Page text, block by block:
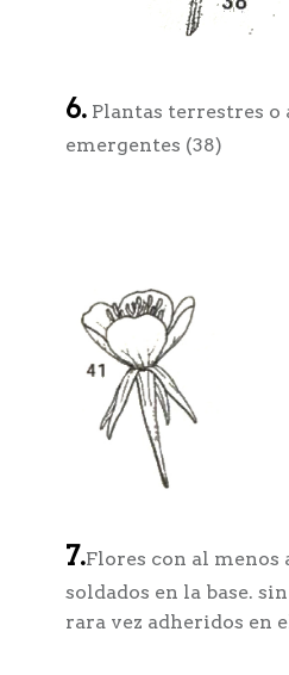
6. Plantas terrestres o
emergentes (38)
7.Flores con al
soldados en la base.
rara vez adheridos en